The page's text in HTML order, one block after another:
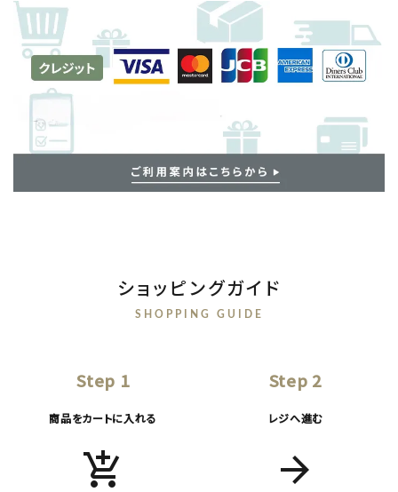
ショッピングガイド
SHOPPING GUIDE
Step 1
商品をカートに入れる
add_shopping_cart
Step 2
レジへ進む
arrow_forward